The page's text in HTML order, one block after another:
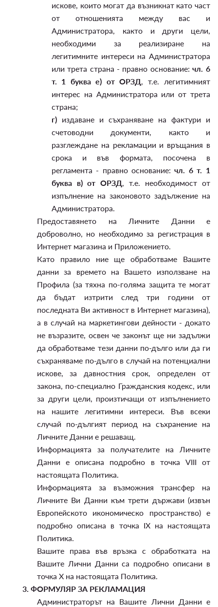
искове, които могат да възникнат като част
от отношенията между вас и
Администратора, както и други цели,
необходими за реализиране на
легитимните интереси на Администратора
или трета страна - правно основание: чл. 6
т. 1 буква е) от ОРЗД, т.е. легитимният
интерес на Администратора или от трета
страна;
г) издаване и съхраняване на фактури и
счетоводни документи, както и
разглеждане на рекламации и връщания в
срока и във формата, посочена в
регламента - правно основание: чл. 6 т. 1
буква в) от ОРЗД, т.е. необходимост от
изпълнение на законовото задължение на
Администратора.
Предоставянето на Личните Данни е
доброволно, но необходимо за регистрация в
Интернет магазина и Приложението.
Като правило ние ще обработваме Вашите
данни за времето на Вашето използване на
Профила (за тяхна по-голяма защита те могат
да бъдат изтрити след три години от
последната Ви активност в Интернет магазина),
а в случай на маркетингови дейности - докато
не възразите, освен че законът ще ни задължи
да обработваме тези данни по-дълго или да ги
съхраняваме по-дълго в случай на потенциални
искове, за давностния срок, определен от
закона, по-специално Гражданския кодекс, или
за други цели, произтичащи от изпълнението
на нашите легитимни интереси. Във всеки
случай по-дългият период на съхранение на
Личните Данни е решаващ.
Информацията за получателите на Личните
Данни е описана подробно в точка VIII от
настоящата Политика.
Информацията за възможния трансфер на
Личните Ви Данни към трети държави (извън
Европейското икономическо пространство) е
подробно описана в точка IX на настоящата
Политика.
Вашите права във връзка с обработката на
Вашите Лични Данни са подробно описани в
точка X на настоящата Политика.
3. ФОРМУЛЯР ЗА РЕКЛАМАЦИЯ
Администраторът на Вашите Лични Данни е